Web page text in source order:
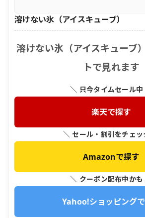
溶けない氷（アイスキューブ）
溶けない氷（アイスキューブ
トで見れます
＼ 只今タイムセール中
楽天で探す
＼ セール・割引をチェ
Amazonで探す
＼ クーポン配布中かも
Yahoo!ショッピング